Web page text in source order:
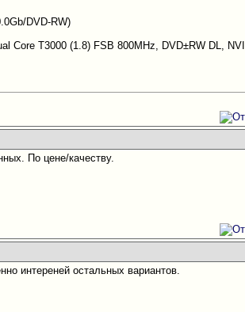
DVD-RW)
Core T3000 (1.8) FSB 800MHz, DVD±RW DL,
По цене/качеству.
интереней остальных вариантов.